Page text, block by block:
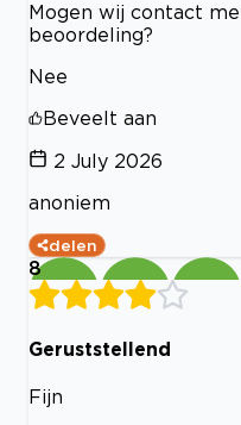
Mogen wij contact
beoordeling?
Nee
Beveelt aan
2 July 2026
anoniem
delen
8
Geruststellend
Fijn